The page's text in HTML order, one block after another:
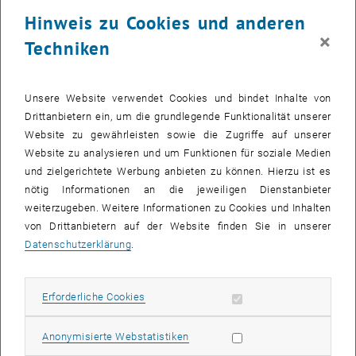
„Gleichstellungspolitik ist Gleichmacherei!"
„Frauen wollen nur Teilzeit arbeiten, was auch die
geringere Bezahlung nach sich zieht. Die Frauen werden
nicht dazu gezwungen, das basiert auf Freiwilligkeit.“
„Die feminisierte Schule benachteiligt Buben.“
„Wenn Frauen weniger als Männer verdienen oder weniger
eigenständiger Entscheidungen der betroffenen Frauen
selbst und keine Folge von Diskriminierung.“
„Frauen (Männer/Jungen/Mädchen…) sind von Natur aus
Hinweis zu Cookies und anderen
Techniken
×
Unsere Website verwendet Cookies und bindet Inhalte von
Drittanbietern ein, um die grundlegende Funktionalität unserer
Website zu gewährleisten sowie die Zugriffe auf unserer
Website zu analysieren und um Funktionen für soziale Medien
und zielgerichtete Werbung anbieten zu können. Hierzu ist es
nötig Informationen an die jeweiligen Dienstanbieter
weiterzugeben. Weitere Informationen zu Cookies und Inhalten
von Drittanbietern auf der Website finden Sie in unserer
Datenschutzerklärung
Erforderliche Cookies Erforderliche Cookies zulassen
Anonymisierte WebstatistikenStatistik Cookies zulassen